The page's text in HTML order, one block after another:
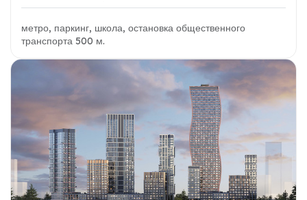
метро, паркинг, школа, остановка общественного
транспорта 500 м.